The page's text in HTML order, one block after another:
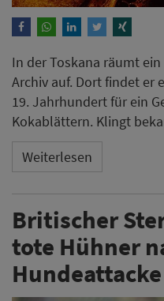
In der Toskana räumt
Archiv auf. Dort findet er
19. Jahrhundert für ein
Kokablättern. Klingt
Weiterlesen
Britischer
tote Hühner
Hundeattacke